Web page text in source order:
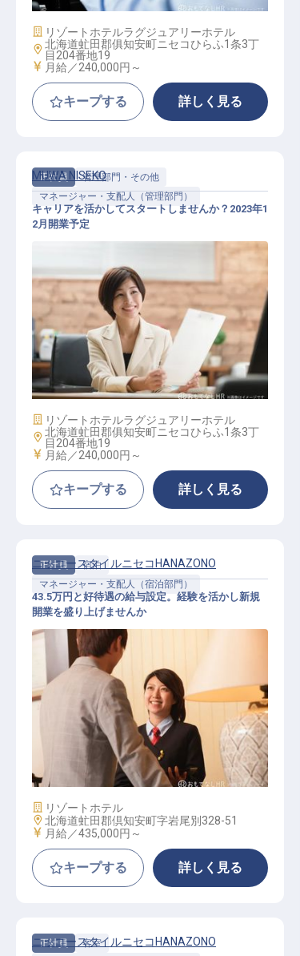
施設業態
リゾートホテルラグジュアリーホテル
勤務地
北海道虻田郡俱知安町ニセコひらふ1条3丁
目204番地19
給与
月給／240,000円～
キープする 詳しく見る
正社員
管理部門・その他
マネージャー・支配人（管理部門）
採用マネージャー
MUWA NISEKO
キャリアを活かしてスタートしませんか？2023年1
2月開業予定
施設業態
リゾートホテルラグジュアリーホテル
勤務地
北海道虻田郡俱知安町ニセコひらふ1条3丁
目204番地19
給与
月給／240,000円～
キープする 詳しく見る
正社員
宿泊
マネージャー・支配人（宿泊部門）
宿泊課長（フロントオフィスマネー
ジャー）
ニッコースタイルニセコHANAZONO
43.5万円と好待遇の給与設定。経験を活かし新規
開業を盛り上げませんか
施設業態
リゾートホテル
勤務地
北海道虻田郡倶知安町字岩尾別328-51
給与
月給／435,000円～
キープする 詳しく見る
正社員
客室
ニッコースタイルニセコHANAZONO